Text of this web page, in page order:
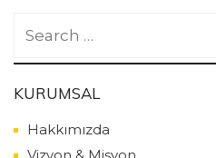
KURUMSAL
Hakkımızda